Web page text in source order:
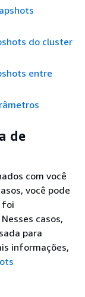
do cluster
entre
de
com você
você pode
foi
casos,
para
informações,